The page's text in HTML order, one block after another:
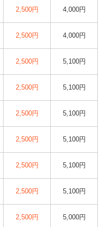
2,500円 4,000円
2,500円 4,000円
2,500円 5,100円
2,500円 5,100円
2,500円 5,100円
2,500円 5,100円
2,500円 5,100円
2,500円 5,100円
2,500円 5,000円